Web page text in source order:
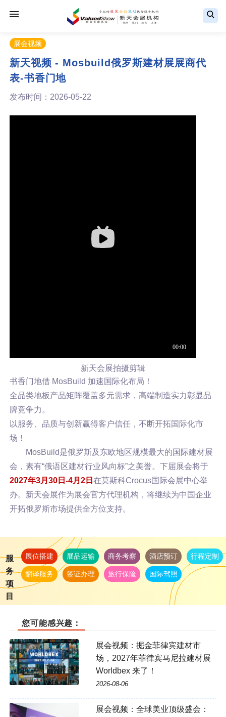
展会视频
新天视频 - Mosbuild俄罗斯建材展展商代
表-书香门地
发布时间：2026-05-22
新天会展拍摄剪辑
书香门地借 MosBuild 加速国际化布局！
全品类地板产品矩阵覆盖多元需求，高端制造实力彰显品
牌竞争力。
以服务、品质与创新赢得客户信任，不断开拓国际化市
场！
MosBuild是俄罗斯及东欧地区规模最大的国际建材展
会，素有“俄语区建材行业风向标”之美誉。下届展会将于
2027年3月30日-4月2日 在莫斯科Crocus国际会展中心举
办。新天会展作为展会官方代理机构，将继续为中国企业
开拓俄罗斯市场提供全方位支持。
服
务
项
目
展位搭建 展品运输 商务考察 酒店预订 行程定制
翻译服务 签证办理 旅行保险 国际驾照
您可能感兴趣：
展会视频：掘金菲律宾建材市
场，2027年菲律宾马尼拉建材展
Worldbex 来了！
2026-08-06
展会视频：全球美业顶级盛会：